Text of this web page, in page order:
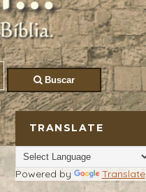
Buscar
TRANSLATE
Powered by Translate